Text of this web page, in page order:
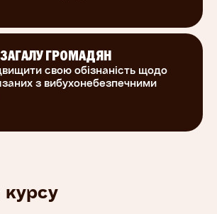
ГРОМАДЯН
свою обізнаність щодо
з вибухонебезпечними